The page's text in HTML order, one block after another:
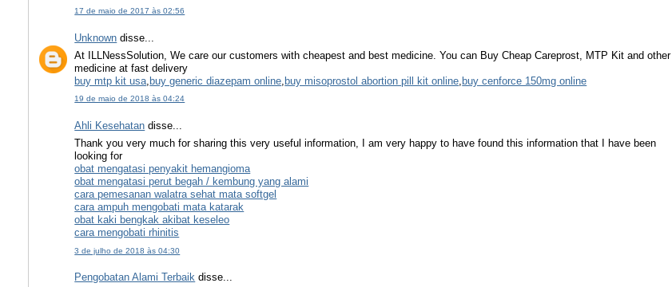
17 de maio de 2017 às 02:56
Unknown disse...
At ILLNessSolution, We care our customers with cheapest and best medicine. You can Buy Cheap Careprost, MTP Kit and other
medicine at fast delivery
buy mtp kit usa buy generic diazepam online buy misoprostol abortion pill kit online buy cenforce 150mg online
19 de maio de 2018 às 04:24
Ahli Kesehatan disse...
Thank you very much for sharing this very useful information, I am very happy to have found this information that I have been
looking for
obat mengatasi penyakit hemangioma
obat mengatasi perut begah / kembung yang alami
cara pemesanan walatra sehat mata softgel
cara ampuh mengobati mata katarak
obat kaki bengkak akibat keseleo
cara mengobati rhinitis
3 de julho de 2018 às 04:30
Pengobatan Alami Terbaik disse...